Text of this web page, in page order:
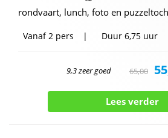
rondvaart, lunch, foto en
Vanaf2 pers Duur 6,75 uur
9,3 zeer goed 65,00
Lees verder